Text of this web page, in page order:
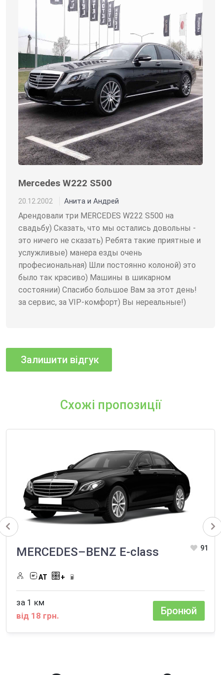
Mercedes W222 S500
20.12.2002 Анита и Андрей
Арендовали три MERCEDES W222 S500 на
свадьбу) Сказать, что мы остались довольны -
это ничего не сказать) Ребята такие приятные и
услужливые) манера езды очень
професиональная) Шли постоянно колоной) это
было так красиво) Машины в шикарном
состоянии) Спасибо большое Вам за этот день!
за сервис, за VIP-комфорт) Вы нереальные!)
Схожі пропозиції
MERCEDES–BENZ E-class 91
АТ +
за 1 км
від 18 грн.
Бронюй